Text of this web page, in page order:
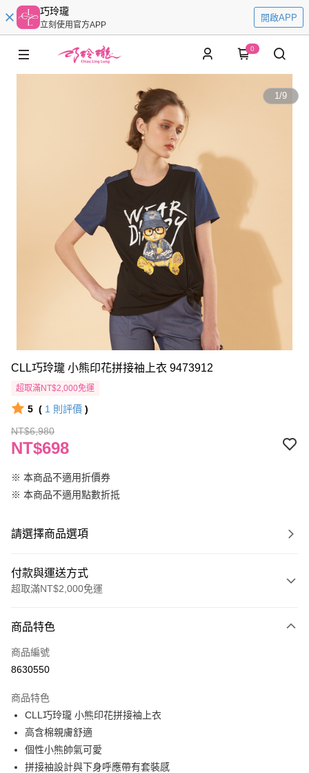
巧玲瓏
立刻使用官方APP
開啟APP
0
1/9
CLL巧玲瓏 小熊印花拼接袖上衣 9473912
超取滿NT$2,000免運
5 ( 1 則評價 )
NT$6,980
NT$698
※ 本商品不適用折價券
※ 本商品不適用點數折抵
請選擇商品選項
付款與運送方式
超取滿NT$2,000免運
信用卡一次付款
信用卡分期付款
合作金庫商業銀行
華南商業銀行
上海商業儲蓄銀行
國泰世華商業銀行
臺灣中小企業銀行
台中商業銀行
超商取貨付款
LINE Pay
Apple Pay
商品特色
商品編號
8630550
商品特色
CLL巧玲瓏 小熊印花拼接袖上衣
高含棉親膚舒適
個性小熊帥氣可愛
拼接袖設計與下身呼應帶有套裝感